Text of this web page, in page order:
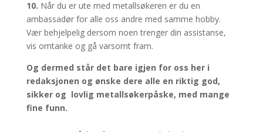
10. Når du er ute med metallsøkeren er du en
ambassadør for alle oss andre med samme hobby.
Vær behjelpelig dersom noen trenger din assistanse,
vis omtanke og gå varsomt fram.
Og dermed står det bare igjen for oss her i
redaksjonen og ønske dere alle en riktig god,
sikker og lovlig metallsøkerpåske, med mange
fine funn.